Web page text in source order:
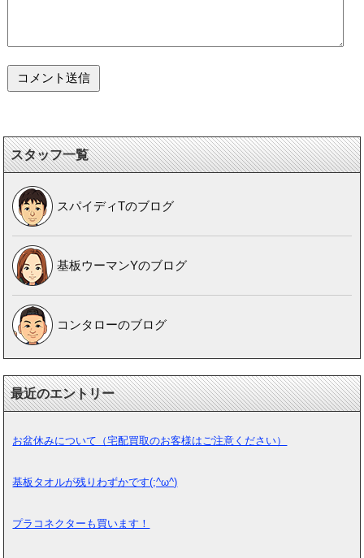
スタッフ一覧
スパイディTのブログ
基板ウーマンYのブログ
コンタローのブログ
最近のエントリー
お盆休みについて（宅配買取のお客様はご注意ください）
基板タオルが残りわずかです(;^ω^)
プラコネクターも買います！